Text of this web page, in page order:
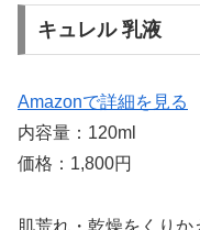
キュレル 乳液
Amazonで詳細を見る
内容量：120ml
価格：1,800円
肌荒れ・乾燥をくり